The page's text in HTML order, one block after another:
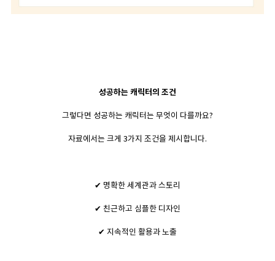
성공하는 캐릭터의 조건
그렇다면 성공하는 캐릭터는 무엇이 다를까요?
자료에서는 크게 3가지 조건을 제시합니다.
✔ 명확한 세계관과 스토리
✔ 친근하고 심플한 디자인
✔ 지속적인 활용과 노출